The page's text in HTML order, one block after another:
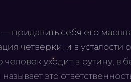
придавить себя его
четвёрки, и в усталости
человек уходит в рутину, в
это